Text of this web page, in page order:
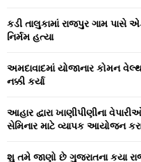
કડી તાલુકામાં રાજપુર ગામ પાસે
નિર્મમ હત્યા
અમદાવાદમાં યોજાનાર કોમન
નક્કી કર્યા
આહાર દ્વારા ખાણીપીણીના
સેમિનાર માટે વ્યાપક આયોજન
શુ તમે જાણો છે ગુજરાતના કયા